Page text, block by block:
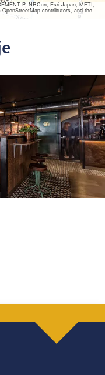
P, NRCan, Esri Japan, METI,
contributors, and the